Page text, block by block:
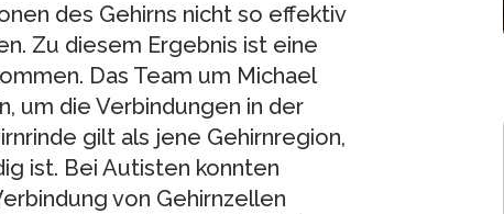
des Gehirns nicht so effektiv
Zu diesem Ergebnis ist eine
Das Team um Michael
um die Verbindungen in der
gilt als jene Gehirnregion,
ist. Bei Autisten konnten
von Gehirnzellen